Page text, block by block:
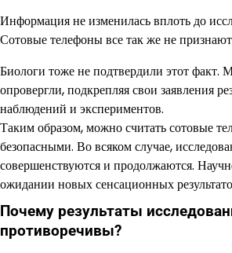
Информация не изменилась вплоть до
Сотовые телефоны все так же не
Биологи тоже не подтвердили этот факт.
опровергли, подкрепляя свои заявления
наблюдений и экспериментов.
Таким образом, можно считать сотовые
безопасными. Во всяком случае,
совершенствуются и продолжаются.
ожидании новых сенсационных
Почему результаты
противоречивы?